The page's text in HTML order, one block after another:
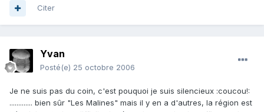
Citer
Yvan
Posté(e) 25 octobre 2006
Je ne suis pas du coin, c'est pouquoi je suis silencieux :coucou!:
............. bien sûr "Les Malines" mais il y en a d'autres, la région est